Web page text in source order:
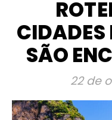
CIDADES
SÃO
22 de